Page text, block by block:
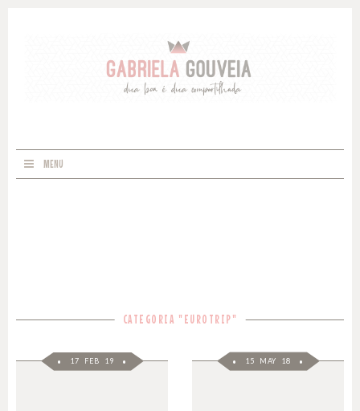
MENU
CATEGORIA "EUROTRIP"
17 FEB 19 15 MAY 18